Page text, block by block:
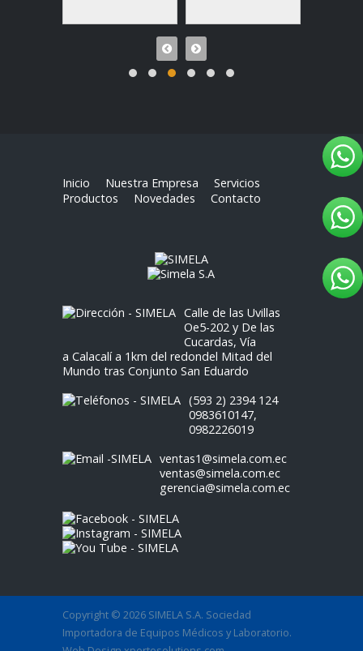
Inicio Nuestra Empresa
Servicios
Productos
Novedades Contacto
Calle de las Uvillas
Oe5-202 y De las
Cucardas, Vía
a Calacalí a 1km del redondel Mitad del
Mundo tras Conjunto San Eduardo
(593 2) 2394 124
0983610147,
0982226019
ventas1@simela.com.ec
ventas@simela.com.ec
gerencia@simela.com.ec
Copyright © 2026 SIMELA S.A. Sociedad
Importadora de Equipos Médicos y Laboratorio.